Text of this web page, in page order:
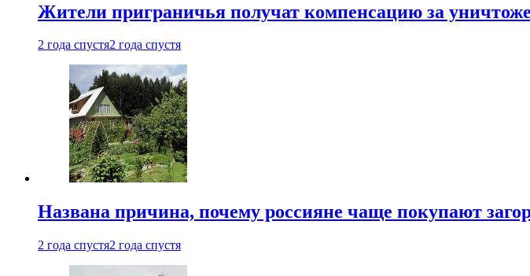
Жители приграничья получат компенсацию за
2 года спустя2 года спустя
Названа причина, почему россияне чаще покупают
2 года спустя2 года спустя